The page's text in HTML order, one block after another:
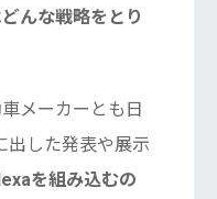
んな戦略をとり
メーカーとも日
出した発表や展示
を組み込むの